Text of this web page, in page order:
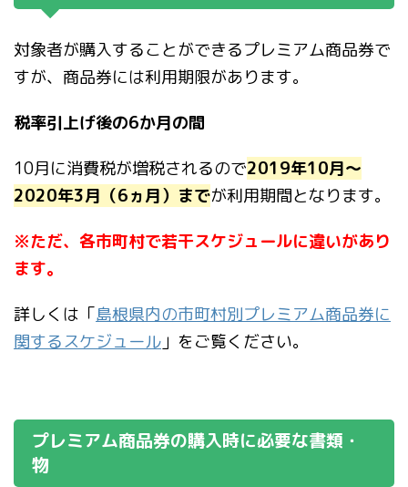
対象者が購入することができるプレミアム商品券で
すが、商品券には利用期限があります。
税率引上げ後の6か月の間
10月に消費税が増税されるので2019年10月〜
2020年3月（6ヵ月）までが利用期間となります。
※ただ、各市町村で若干スケジュールに違いがあり
ます。
詳しくは「島根県内の市町村別プレミアム商品券に
関するスケジュール 」をご覧ください。
プレミアム商品券の購入時に必要な書類・
物